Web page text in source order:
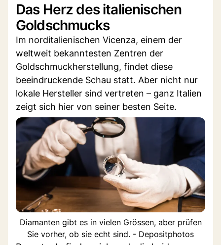
Das Herz des italienischen
Goldschmucks
Im norditalienischen Vicenza, einem der
weltweit bekanntesten Zentren der
Goldschmuckherstellung, findet diese
beeindruckende Schau statt. Aber nicht nur
lokale Hersteller sind vertreten – ganz Italien
zeigt sich hier von seiner besten Seite.
Diamanten gibt es in vielen Grössen, aber prüfen
Sie vorher, ob sie echt sind. - Depositphotos